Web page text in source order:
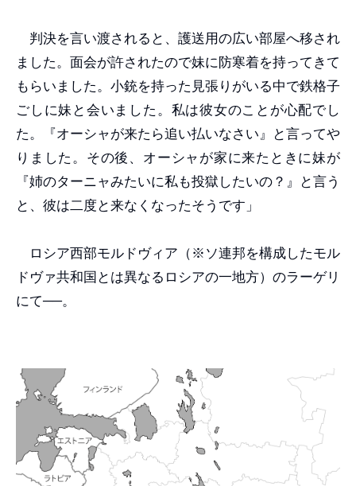
判決を言い渡されると、護送用の広い部屋へ移され
ました。面会が許されたので妹に防寒着を持ってきて
もらいました。小銃を持った見張りがいる中で鉄格子
ごしに妹と会いました。私は彼女のことが心配でし
た。『オーシャが来たら追い払いなさい』と言ってや
りました。その後、オーシャが家に来たときに妹が
『姉のターニャみたいに私も投獄したいの？』と言う
と、彼は二度と来なくなったそうです」
ロシア西部モルドヴィア（※ソ連邦を構成したモル
ドヴァ共和国とは異なるロシアの一地方）のラーゲリ
にて──。